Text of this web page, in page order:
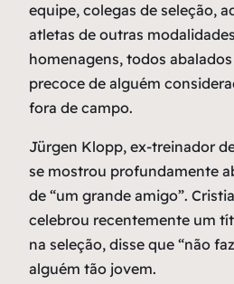
equipe, colegas de seleção,
atletas de outras
homenagens, todos
precoce de alguém
fora de campo.
Jürgen Klopp, ex-treinador
se mostrou profundamente
de “um grande amigo”.
celebrou recentemente um
na seleção, disse que “não
alguém tão jovem.